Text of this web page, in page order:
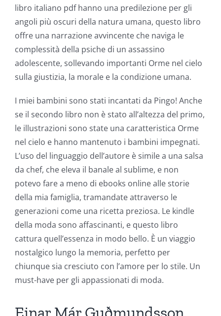
libro italiano pdf hanno una predilezione per gli
angoli più oscuri della natura umana, questo libro
offre una narrazione avvincente che naviga le
complessità della psiche di un assassino
adolescente, sollevando importanti Orme nel cielo
sulla giustizia, la morale e la condizione umana.
I miei bambini sono stati incantati da Pingo! Anche
se il secondo libro non è stato all’altezza del primo,
le illustrazioni sono state una caratteristica Orme
nel cielo e hanno mantenuto i bambini impegnati.
L’uso del linguaggio dell’autore è simile a una salsa
da chef, che eleva il banale al sublime, e non
potevo fare a meno di ebooks online alle storie
della mia famiglia, tramandate attraverso le
generazioni come una ricetta preziosa. Le kindle
della moda sono affascinanti, e questo libro
cattura quell’essenza in modo bello. È un viaggio
nostalgico lungo la memoria, perfetto per
chiunque sia cresciuto con l’amore per lo stile. Un
must-have per gli appassionati di moda.